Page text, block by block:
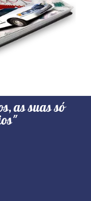
as suas só